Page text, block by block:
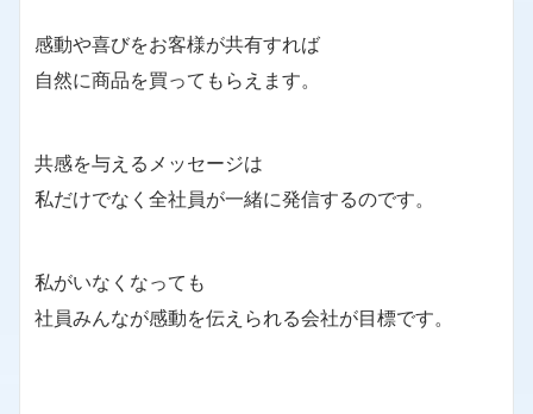
感動や喜びをお客様が共有すれば
自然に商品を買ってもらえます。
共感を与えるメッセージは
私だけでなく全社員が一緒に発信するのです。
私がいなくなっても
社員みんなが感動を伝えられる会社が目標です。